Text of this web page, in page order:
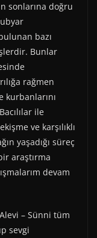
sonlarına doğru
bazı
Bunlar
rağmen
kurbanlarını
ile
ve karşılıklı
yaşadığı süreç
araştırma
devam
– Sünni tüm
sevgi